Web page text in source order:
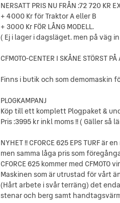
NERSATT PRIS NU FRÅN :72 720 KR
+ 4000 Kr för Traktor A eller B
+ 3000 Kr FÖR LÅNG MODELL.
( Ej i lager i dagsläget. men på väg
CFMOTO-CENTER I SKÅNE STÖRST
Finns i butik och som demomaskin
PLOGKAMPANJ
Köp till ett komplett Plogpaket &
Pris :3995 kr inkl moms !! ( Gäller så
NYHET !! CFORCE 625 EPS TURF
men samma låga pris som
CFORCE 625 kommer med
Maskinen som är utrustad för vårt
(Hårt arbete i svår terräng) det
stenar och berg samt